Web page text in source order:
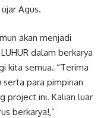
Agus.
akan menjadi
dalam berkarya
kita semua. “Terima
serta para pimpinan
project ini. Kalian luar
berkarya!,”